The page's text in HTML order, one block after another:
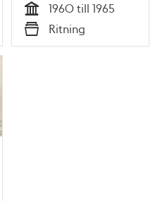
Tid
1960 till 1965
Typ
Ritning